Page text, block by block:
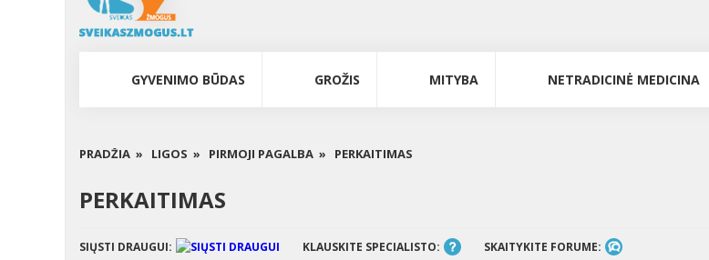
GYVENIMO BŪDAS GROŽIS MITYBA NETRADICINĖ MEDICINA
PRADŽIA » LIGOS » PIRMOJI PAGALBA » PERKAITIMAS
PERKAITIMAS
SIŲSTI DRAUGUI: KLAUSKITE SPECIALISTO: SKAITYKITE FORUME: